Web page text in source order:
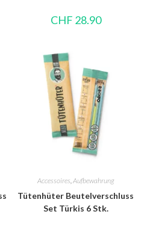
CHF 28.90
Accessoires ,Aufbewahrung
Tütenhüter Beutelverschluss
Set Türkis 6 Stk.